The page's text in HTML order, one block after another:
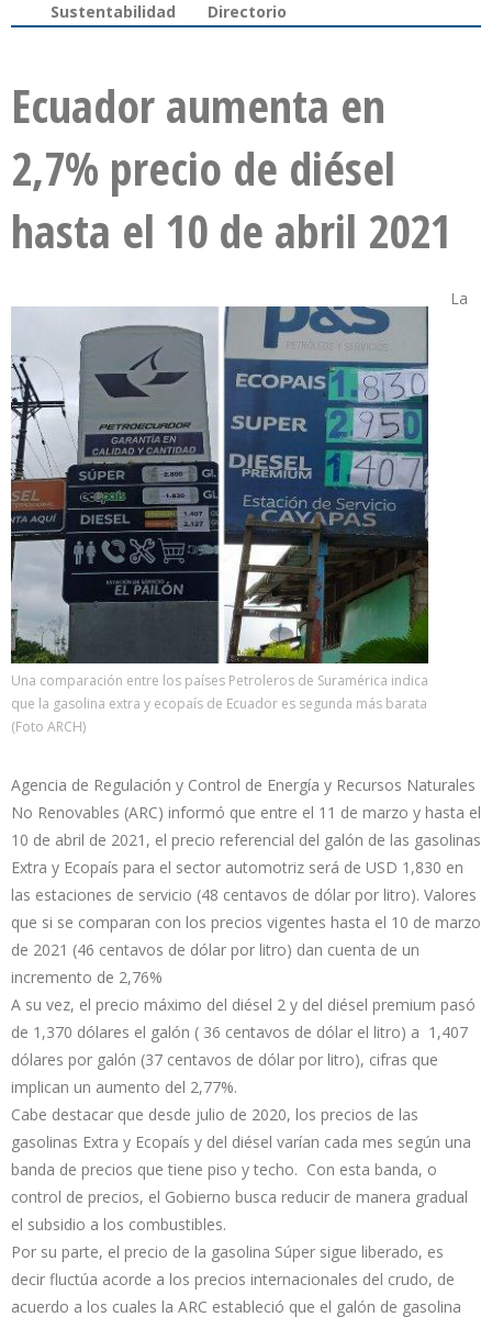
Sustentabilidad
Directorio
Ecuador aumenta en
2,7% precio de diésel
hasta el 10 de abril 2021
Una comparación entre los países Petroleros de Suramérica indica
que la gasolina extra y ecopaís de Ecuador es segunda más barata
(Foto ARCH)
La
Agencia de Regulación y Control de Energía y Recursos Naturales
No Renovables (ARC) informó que entre el 11 de marzo y hasta el
10 de abril de 2021, el precio referencial del galón de las gasolinas
Extra y Ecopaís para el sector automotriz será de USD 1,830 en
las estaciones de servicio (48 centavos de dólar por litro). Valores
que si se comparan con los precios vigentes hasta el 10 de marzo
de 2021 (46 centavos de dólar por litro) dan cuenta de un
incremento de 2,76%
A su vez, el precio máximo del diésel 2 y del diésel premium pasó
de 1,370 dólares el galón ( 36 centavos de dólar el litro) a 1,407
dólares por galón (37 centavos de dólar por litro), cifras que
implican un aumento del 2,77%.
Cabe destacar que desde julio de 2020, los precios de las
gasolinas Extra y Ecopaís y del diésel varían cada mes según una
banda de precios que tiene piso y techo. Con esta banda, o
control de precios, el Gobierno busca reducir de manera gradual
el subsidio a los combustibles.
Por su parte, el precio de la gasolina Súper sigue liberado, es
decir fluctúa acorde a los precios internacionales del crudo, de
acuerdo a los cuales la ARC estableció que el galón de gasolina